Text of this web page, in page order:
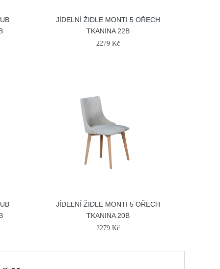
JÍDELNÍ ŽIDLE MONTI 5 OŘECH
TKANINA 22B
2279 Kč
JÍDELNÍ ŽIDLE MONTI 5 OŘECH
TKANINA 20B
2279 Kč